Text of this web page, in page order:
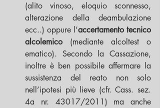
(alito vinoso, eloquio sconnesso,
alterazione della deambulazione
ecc..) oppure l’accertamento tecnico
alcolemico (mediante alcoltest o
ematico). Secondo la Cassazione,
inoltre è ben possibile affermare la
sussistenza del reato non solo
nell’ipotesi più lieve (cfr. Cass. sez.
4a nr. 43017/2011) ma anche